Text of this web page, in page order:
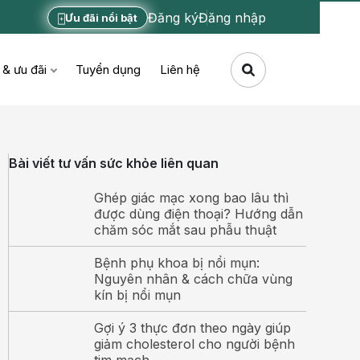
Ưu đãi nổi bật Đăng kýĐăng nhập
ưu đãi Tuyển dụng Liên hệ
Bài viết tư vấn sức khỏe liên quan
Ghép giác mạc xong bao lâu thì
được dùng điện thoại? Hướng dẫn
chăm sóc mắt sau phẫu thuật
Bệnh phụ khoa bị nổi mụn:
Nguyên nhân & cách chữa vùng
kín bị nổi mụn
Gợi ý 3 thực đơn theo ngày giúp
giảm cholesterol cho người bệnh